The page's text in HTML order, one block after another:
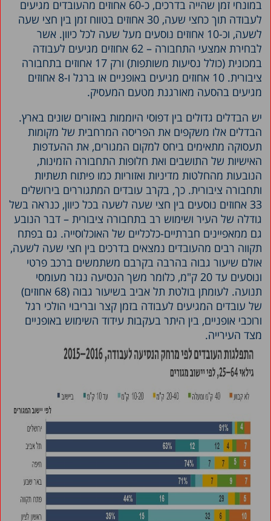
במונחי זמן שהייה בדרכים, כ-60 אחוזים מהעובדים מגיעים
לעבודה תוך כחצי שעה, 30 אחוזים בטווח זמן בין חצי שעה
לשעה, וכ-10 אחוזים נוסעים מעל שעה לכל כיוון. אשר
לבחירת אמצעי התחבורה – 62 אחוזים מגיעים לעבודה
במכונית (כולל נסיעות משותפות) ורק 17 אחוזים בתחבורה
ציבורית. 10 אחוזים מגיעים באופניים או ברגל ו-8 אחוזים
מגיעים בהסעה מאורגנת מטעם המעסיק.
יש הבדלים גדולים בין דפוסי היוממות באזורים שונים בארץ.
הבדלים אלו משקפים את הפריסה המרחבית של מקומות
תעסוקה מתאימים ביחס למקום המגורים, את ההעדפות
האישיות של התושבים ואת חלופות התחבורה הזמינות,
הנובעות מהחלטות מדיניות ואזוריות כמו פיתוח תשתיות
ותחבורה ציבורית. כך, בקרב עובדים המתגוררים בירושלים
33 אחוזים נוסעים בין חצי שעה לשעה בכל כיוון, כנראה בשל
גודלה של העיר ושימוש רב בתחבורה ציבורית – דבר הנובע
גם ממאפיינים חברתיים-כלכליים של האוכלוסייה. גם בפתח
תקווה רבים מהעובדים נמצאים בדרכים בין חצי שעה לשעה,
אולם שיעור גבוה בהרבה בקרבם משתמשים ברכב פרטי
ונוסעים עד 20 ק"מ, כלומר משך הנסיעה נגזר מעומסי
תנועה. לעומתן בולטת תל אביב בשיעור גבוה (68 אחוזים)
של עובדים המגיעים לעבודה בזמן קצר ובריבוי הולכי רגל
ורוכבי אופניים, בין היתר בעקבות עידוד השימוש באופניים
מצד העירייה.